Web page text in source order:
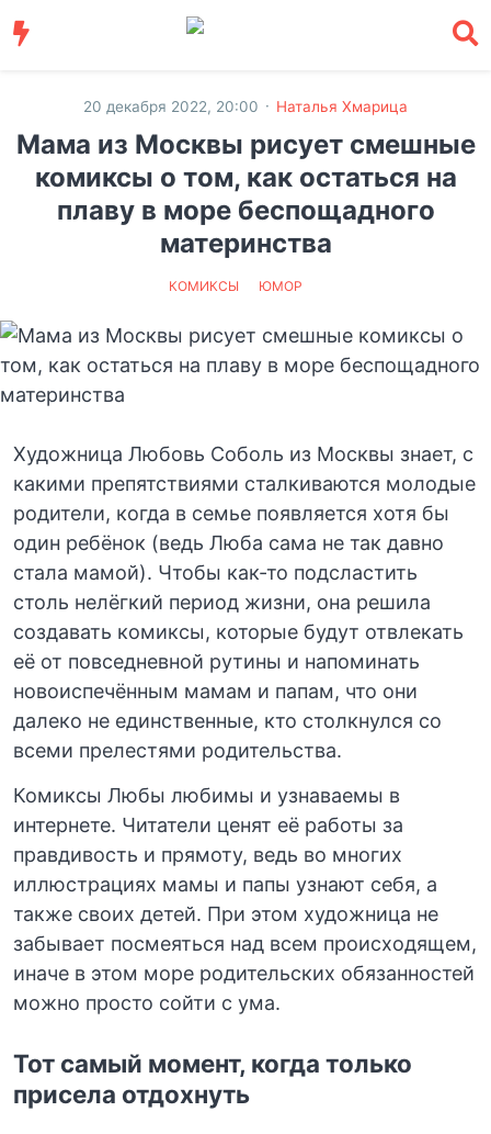
20 декабря 2022, 20:00 · Наталья Хмарица
Мама из Москвы рисует смешные
комиксы о том, как остаться на
плаву в море беспощадного
материнства
КОМИКСЫ ЮМОР
Художница Любовь Соболь из Москвы знает, с
какими препятствиями сталкиваются молодые
родители, когда в семье появляется хотя бы
один ребёнок (ведь Люба сама не так давно
стала мамой). Чтобы как-то подсластить
столь нелёгкий период жизни, она решила
создавать комиксы, которые будут отвлекать
её от повседневной рутины и напоминать
новоиспечённым мамам и папам, что они
далеко не единственные, кто столкнулся со
всеми прелестями родительства.
Комиксы Любы любимы и узнаваемы в
интернете. Читатели ценят её работы за
правдивость и прямоту, ведь во многих
иллюстрациях мамы и папы узнают себя, а
также своих детей. При этом художница не
забывает посмеяться над всем происходящем,
иначе в этом море родительских обязанностей
можно просто сойти с ума.
Тот самый момент, когда только
присела отдохнуть